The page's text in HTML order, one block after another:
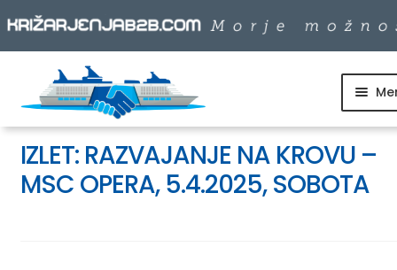
Skip
to
navigation
Skip
to
content
SKUPINSKI ODHODI
DNEVNI IZLETI
IZLET: RAZVAJANJE NA KROVU –
MSC OPERA, 5.4.2025, SOBOTA